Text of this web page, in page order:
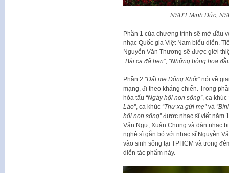
NSƯT Minh Đức,
Phần 1 của chương trình sẽ mở đầu
nhạc Quốc gia Việt Nam biểu diễn.
Nguyễn Văn Thương sẽ được giới
“Bài ca đã hẹn”, “Những bông hoa
Phần 2 “Đất mẹ Đồng Khởi”nói về
mạng, đi theo kháng chiến. Trong
hòa tấu “Ngày hội non sông”, ca khúc
Lào”, ca khúc “Thư xa gửi mẹ”và
hội non sông”được nhạc sĩ viết năm
Văn Ngư, Xuân Chung và dàn nhạc
nghệ sĩ gắn bó với nhạc sĩ Nguyễn
vào sinh sống tại TPHCM và trong
diễn tác phẩm này.